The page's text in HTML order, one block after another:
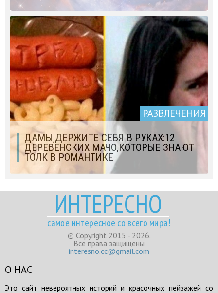
РАЗВЛЕЧЕНИЯ
ДАМЫ,ДЕРЖИТЕ СЕБЯ В РУКАХ:12
ДЕРЕВЕНСКИХ МАЧО,КОТОРЫЕ ЗНАЮТ
ТОЛК В РОМАНТИКЕ
ИНТЕРЕСНО
самое интересное со всего мира!
© Copyright 2015 - 2026.
Все права защищены
interesno.cc@gmail.com
О НАС
Это сайт невероятных историй и красочных пейзажей со